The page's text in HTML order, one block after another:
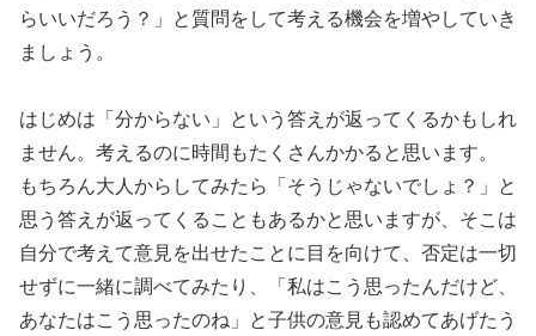
らいいだろう？」と質問をして考える機会を増やしていき
ましょう。
はじめは「分からない」という答えが返ってくるかもしれ
ません。考えるのに時間もたくさんかかると思います。
もちろん大人からしてみたら「そうじゃないでしょ？」と
思う答えが返ってくることもあるかと思いますが、そこは
自分で考えて意見を出せたことに目を向けて、否定は一切
せずに一緒に調べてみたり、「私はこう思ったんだけど、
あなたはこう思ったのね」と子供の意見も認めてあげたう